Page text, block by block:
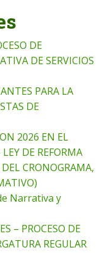
DE
DE SERVICIOS
PARA LA
DE
2026 EN EL
DE REFORMA
CRONOGRAMA,
Narrativa y
– PROCESO DE
REGULAR